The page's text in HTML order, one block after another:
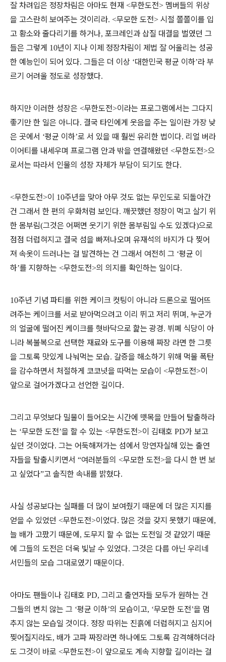
잘 차려입은 정장차림은 아마도 현재 <무한도전> 멤버들의 위상
을 고스란히 보여주는 것이리라. <무모한 도전> 시절 쫄쫄이를 입
고 황소와 줄다리기를 하거나, 포크레인과 삽질 대결을 벌였던 그
들은 그렇게 10년이 지나 이제 정장차림이 제법 잘 어울리는 성공
한 예능인이 되어 있다. 그들은 더 이상 ‘대한민국 평균 이하’라 부
르기 어려울 정도로 성장했다.
하지만 이러한 성장은 <무한도전>이라는 프로그램에서는 그다지
좋기만 한 일은 아니다. 결국 타인에게 웃음을 주는 일이란 가장 낮
은 곳에서 ‘평균 이하’로 서 있을 때 훨씬 유리한 법이다. 리얼 버라
이어티를 내세우며 프로그램 안과 밖을 연결해왔던 <무한도전>으
로서는 따라서 인물의 성장 자체가 부담이 되기도 한다.
<무한도전>이 10주년을 맞아 아무 것도 없는 무인도로 되돌아간
건 그래서 한 편의 우화처럼 보인다. 깨끗했던 정장이 먹고 살기 위
한 몸부림(그것은 어쩌면 웃기기 위한 몸부림일 수도 있겠다)으로
점점 더럽혀지고 결국 섬을 빠져나오며 유재석의 바지가 다 찢어
져 속옷이 드러나는 걸 발견하는 건 그래서 여전히 그 ‘평균 이
하’를 지향하는 <무한도전>의 의지를 확인하는 일이다.
10주년 기념 파티를 위한 케이크 컷팅이 아니라 드론으로 떨어뜨
려주는 케이크를 서로 받아먹으려고 이리 뛰고 저리 뛰며 , 누군가
의 얼굴에 떨어진 케이크를 혓바닥으로 핥는 광경. 뷔폐 식당이 아
니라 복불복으로 선택한 재료와 도구를 이용해 짜장 라면 한 그릇
을 그토록 맛있게 나눠먹는 모습. 갈증을 해소하기 위해 먹물 폭탄
을 감수하면서 처절하게 코코넛을 따먹는 모습이
<무한도전>이
앞으로 걸어가겠다고 선언한 길이다.
그리고 무엇보다 밀물이 들어오는 시간에 뗏목을 만들어 탈출하라
는 ‘무모한 도전’을 할 수 있는 <무한도전>이 김태호 PD가 보고
싶던 것이었다. 그는 어둑해져가는 섬에서 망연자실해 있는 출연
자들을 탈출시키면서 “여러분들의 <무모한 도전>을 다시 한 번 보
고 싶었다”고 솔직한 속내를 밝혔다.
사실 성공보다는 실패를 더 많이 보여줬기 때문에 더 많은 지지를
얻을 수 있었던 <무한도전>이었다. 많은 것을 갖지 못했기 때문에 ,
늘 배가 고팠기 때문에 , 도무지 할 수 없는 도전일 것 같았기 때문
에 그들의 도전은 더욱 빛날 수 있었다. 그것은 다름 아닌 우리네
서민들의 모습 그대로였기 때문이다.
아마도 팬들이나 김태호 PD, 그리고 출연자들 모두가 원하는 건
그들의 변치 않는 그 ‘평균 이하’의 모습이고, ‘무모한 도전’을 멈
추지 않는 모습일 것이다. 정장 따위는 진흙에 더럽혀지고 심지어
찢어질지라도, 배가 고파 짜장라면 하나에도 그토록 감격해하더라
도 그것이 바로 <무한도전>이 앞으로도 계속 지향할 길이라는 걸